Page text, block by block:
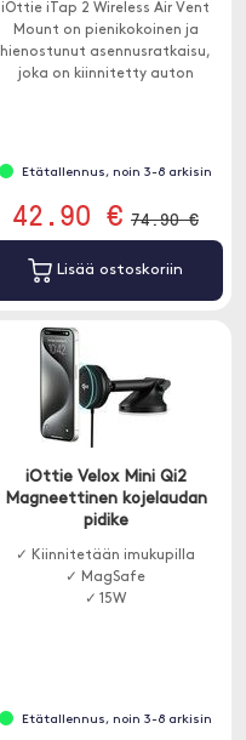
iOttie iTap 2 Wireless Air Vent
Mount on pienikokoinen ja
hienostunut asennusratkaisu,
joka on kiinnitetty auton
Etätallennus, noin 3-8 arkisin
42.90 € 74.90 €
Lisää ostoskoriin
iOttie Velox Mini Qi2
Magneettinen kojelaudan
pidike
✓ Kiinnitetään imukupilla
✓ MagSafe
✓ 15W
Etätallennus, noin 3-8 arkisin